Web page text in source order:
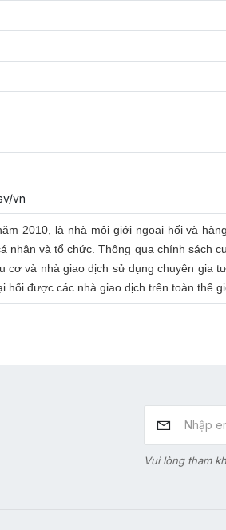
vn
2010, là nhà môi giới ngoại hối và
nhân và tổ chức.Thông qua chính sách
cơ và nhà giao dịch sử dụng chuyên gia
hối được các nhà giao dịch trên toàn thế
Vui lòng tham